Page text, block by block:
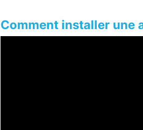
Comment installer une